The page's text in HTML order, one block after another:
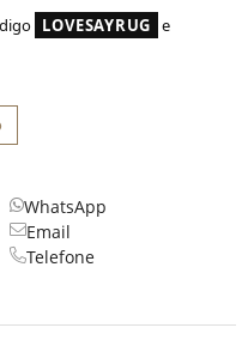
LOVESAYRUG e
WhatsApp
Email
Telefone